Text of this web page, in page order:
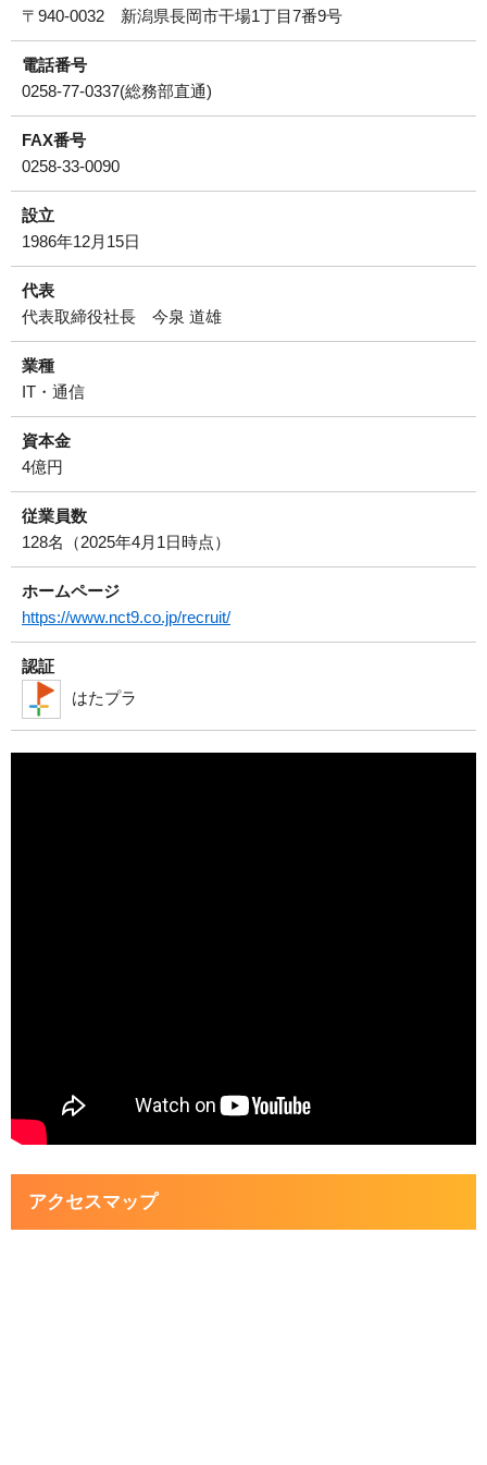
〒940-0032 新潟県長岡市干場1丁目7番9号
電話番号
0258-77-0337(総務部直通)
FAX番号
0258-33-0090
設立
1986年12月15日
代表
代表取締役社長 今泉 道雄
業種
IT・通信
資本金
4億円
従業員数
128名（2025年4月1日時点）
ホームページ
https://www.nct9.co.jp/recruit/
認証
はたプラ
アクセスマップ